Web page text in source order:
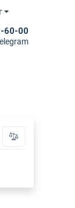
60-00